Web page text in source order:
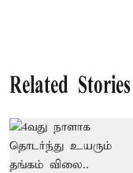
Related Stories